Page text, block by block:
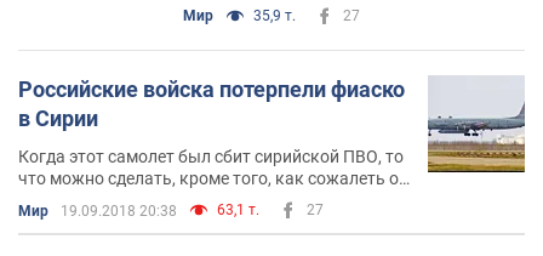
Мир 35,9 т. 27
Российские войска потерпели фиаско
в Сирии
Когда этот самолет был сбит сирийской ПВО, то
что можно сделать, кроме того, как сожалеть о
15-ти погибших солдатах и офицерах?
Мир 19.09.2018 20:38 63,1 т. 27